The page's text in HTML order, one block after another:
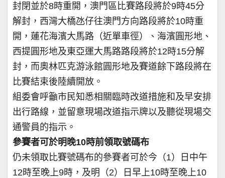
封閉並於8時重開，澳門區比賽路段將於9時45分
解封，西灣大橋氹仔往澳門方向路段將於10時重
開，蓮花海濱大馬路（近單車徑）、海濱圓形地、
西提圓形地及東亞運大馬路路段將於12時15分解
封，而奧林匹克游泳館圓形地及賽道餘下路段將在
比賽結束後陸續開放。
組委會呼籲市民知悉相關臨時改道措施和及早安排
出行路線，並留意現場改道指示牌以及聽從現場交
通警員的指示。
參賽者可於明晚10時前領取號碼布
仍未領取比賽號碼布的參賽者可於今（1）日中午
12時至晚上9時，及明（2）日早上10時至晚上10